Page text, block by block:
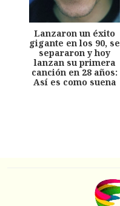
Lanzaron un éxito
gigante en los 90, se
separaron y hoy
lanzan su primera
canción en 28 años:
Así es como suena